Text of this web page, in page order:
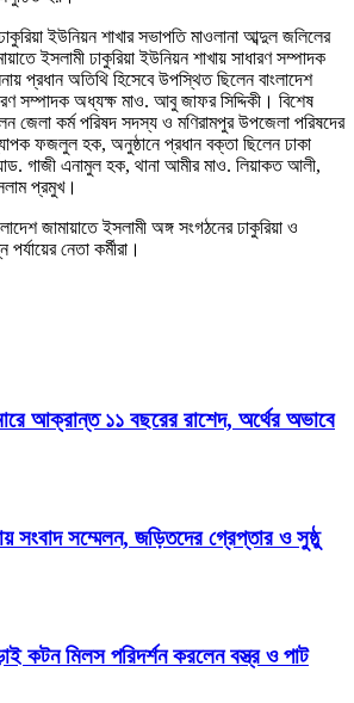
ইউনিয়ন শাখার সভাপতি মাওলানা আব্দুল জলিলের
ইসলামী ঢাকুরিয়া ইউনিয়ন শাখায় সাধারণ সম্পাদক
প্রধান অতিথি হিসেবে উপস্থিত ছিলেন বাংলাদেশ
সম্পাদক অধ্যক্ষ মাও. আবু জাফর সিদ্দিকী। বিশেষ
জেলা কর্ম পরিষদ সদস্য ও মণিরামপুর উপজেলা পরিষদের
ফজলুল হক, অনুষ্ঠানে প্রধান বক্তা ছিলেন ঢাকা
গাজী এনামুল হক, থানা আমীর মাও. লিয়াকত আলী,
প্রমুখ।
জামায়াতে ইসলামী অঙ্গ সংগঠনের ঢাকুরিয়া ও
নেতা কর্মীরা।
আক্রান্ত ১১ বছরের রাশেদ, অর্থের অভাবে
সংবাদ সম্মেলন, জড়িতদের গ্রেপ্তার ও সুষ্ঠু
কটন মিলস পরিদর্শন করলেন বস্ত্র ও পাট